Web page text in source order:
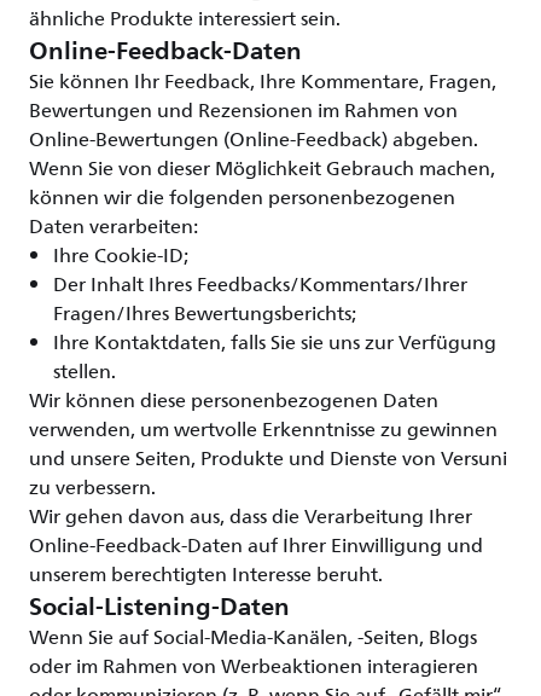
ähnliche Produkte interessiert sein.
Online-Feedback-Daten
Sie können Ihr Feedback, Ihre Kommentare, Fragen,
Bewertungen und Rezensionen im Rahmen von
Online-Bewertungen (Online-Feedback) abgeben.
Wenn Sie von dieser Möglichkeit Gebrauch machen,
können wir die folgenden personenbezogenen
Daten verarbeiten:
Ihre Cookie-ID;
Der Inhalt Ihres Feedbacks/Kommentars/Ihrer
Fragen/Ihres Bewertungsberichts;
Ihre Kontaktdaten, falls Sie sie uns zur Verfügung
stellen.
Wir können diese personenbezogenen Daten
verwenden, um wertvolle Erkenntnisse zu gewinnen
und unsere Seiten, Produkte und Dienste von Versuni
zu verbessern.
Wir gehen davon aus, dass die Verarbeitung Ihrer
Online-Feedback-Daten auf Ihrer Einwilligung und
unserem berechtigten Interesse beruht.
Social-Listening-Daten
Wenn Sie auf Social-Media-Kanälen, -Seiten, Blogs
oder im Rahmen von Werbeaktionen interagieren